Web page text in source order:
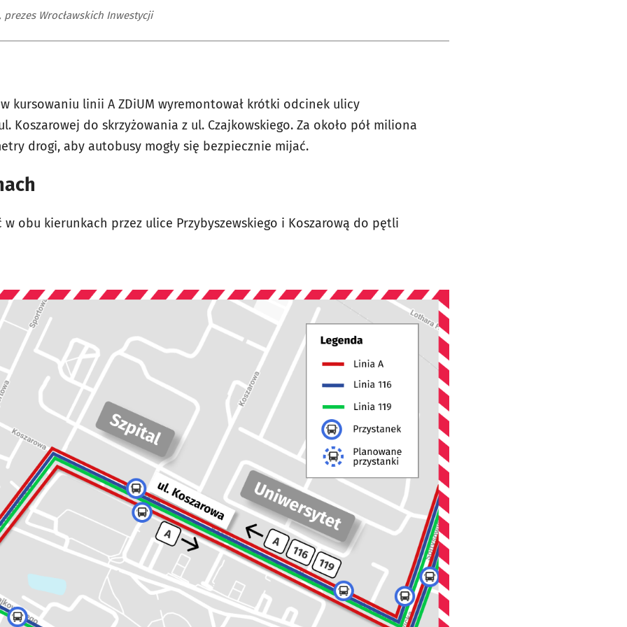
prezes Wrocławskich Inwestycji
kursowaniu linii A ZDiUM wyremontował krótki odcinek ulicy
Koszarowej do skrzyżowania z ul. Czajkowskiego. Za około pół miliona
drogi, aby autobusy mogły się bezpiecznie mijać.
w obu kierunkach przez ulice Przybyszewskiego i Koszarową do pętli